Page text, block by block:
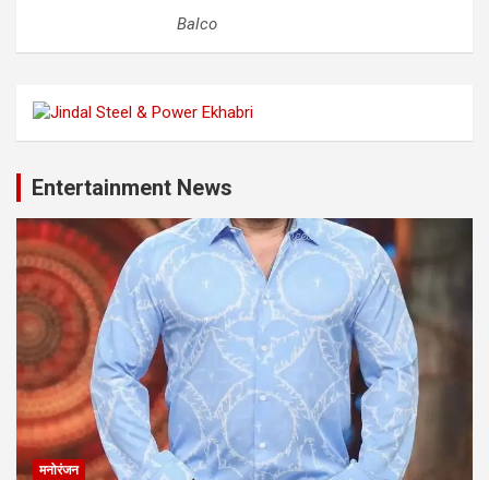
Balco
Entertainment News
मनोरंजन